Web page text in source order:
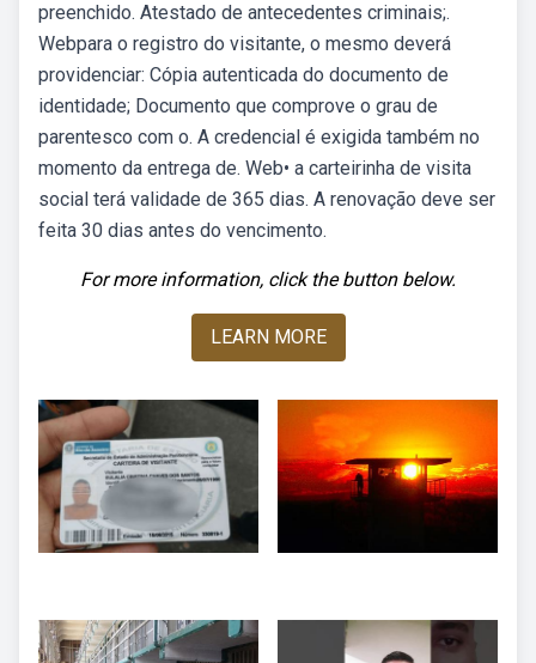
preenchido. Atestado de antecedentes criminais;.
Webpara o registro do visitante, o mesmo deverá
providenciar: Cópia autenticada do documento de
identidade; Documento que comprove o grau de
parentesco com o. A credencial é exigida também no
momento da entrega de. Web• a carteirinha de visita
social terá validade de 365 dias. A renovação deve ser
feita 30 dias antes do vencimento.
For more information, click the button below.
LEARN MORE